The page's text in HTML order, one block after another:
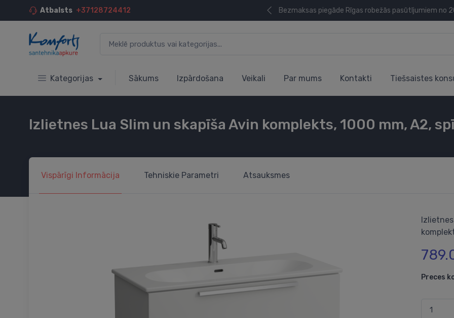
Atbalsts +37128724412 Bezmaksas piegāde Rīgas robežās pasūtījumiem no
Kategorijas Sākums Izpārdošana Veikali Par mums Kontakti Tiešsaistes
Izlietnes Lua Slim un skapīša Avin komplekts, 1000 mm, A2,
Vispārīgi Informācija Tehniskie Parametri Atsauksmes
Preces